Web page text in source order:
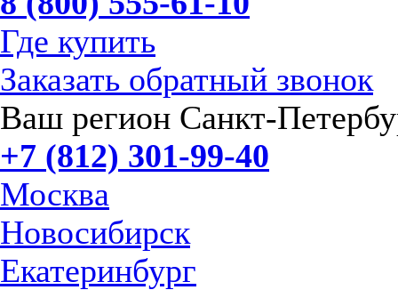
Где купить
Заказать обратный звонок
Ваш регион Санкт-
+7 (812) 301-99-40
Москва
Новосибирск
Екатеринбург